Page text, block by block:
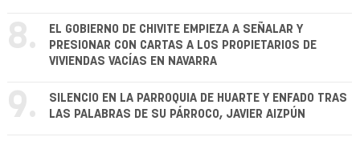
8.
EL GOBIERNO DE CHIVITE EMPIEZA A SEÑALAR Y
PRESIONAR CON CARTAS A LOS PROPIETARIOS DE
VIVIENDAS VACÍAS EN NAVARRA
9.
SILENCIO EN LA PARROQUIA DE HUARTE Y ENFADO TRAS
LAS PALABRAS DE SU PÁRROCO, JAVIER AIZPÚN